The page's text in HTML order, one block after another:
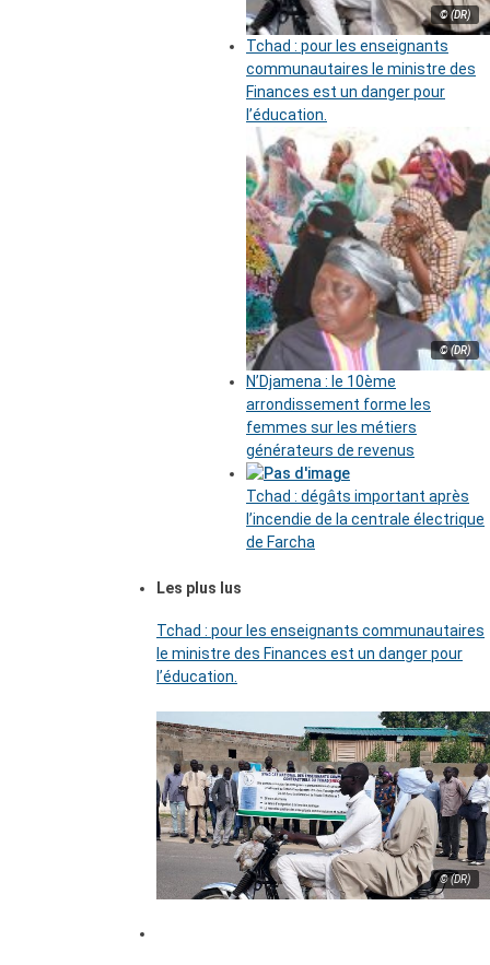
© (DR)
Tchad : pour les enseignants
communautaires le ministre des
Finances est un danger pour
l’éducation.
© (DR)
N’Djamena : le 10ème
arrondissement forme les
femmes sur les métiers
générateurs de revenus
Tchad : dégâts important après
l’incendie de la centrale électrique
de Farcha
Les plus lus
Tchad : pour les enseignants communautaires
le ministre des Finances est un danger pour
l’éducation.
© (DR)